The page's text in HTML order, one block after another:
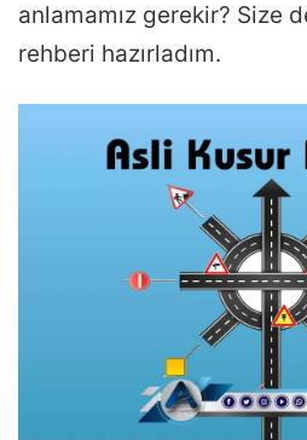
anlamamız gerekir? Size
rehberi hazırladım.